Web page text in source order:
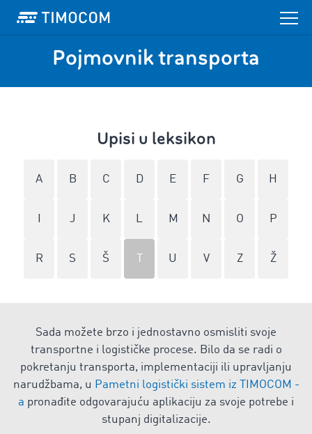
Pojmovnik transporta
Upisi u leksikon
A B C D E F G H
J K L M N O P
R S Š U V Z Ž
Sada možete brzo i jednostavno osmisliti svoje
transportne i logističke procese. Bilo da se radi o
pokretanju transporta, implementaciji ili upravljanju
narudžbama, u Pametni logistički sistem iz TIMOCOM -
a pronađite odgovarajuću aplikaciju za svoje potrebe i
stupanj digitalizacije.